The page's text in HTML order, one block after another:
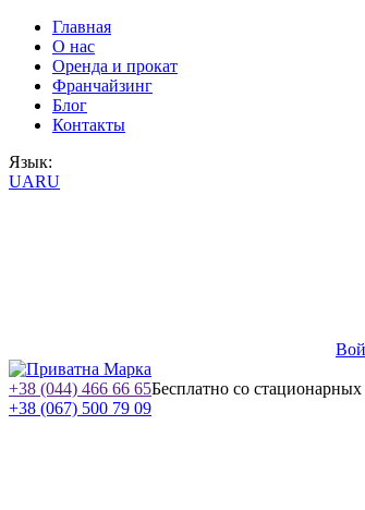
Главная
О нас
Оренда и прокат
Франчайзинг
Блог
Контакты
Язык:
UARU
+38 (044) 466 66 65Бесплатно со
+38 (067) 500 79 09